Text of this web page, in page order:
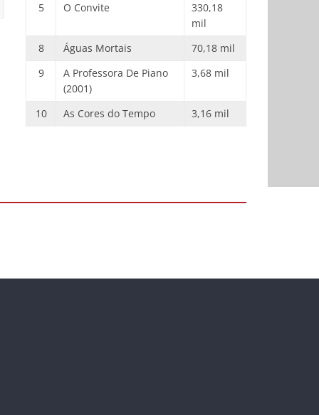
5
O Convite
330,18
mil
8
Águas Mortais
70,18 mil
9
A Professora De Piano
(2001)
3,68 mil
10 As Cores do Tempo 3,16 mil